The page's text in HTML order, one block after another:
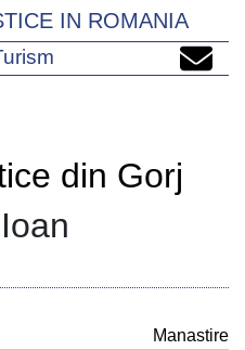
IN ROMANIA
din Gorj
Manastire